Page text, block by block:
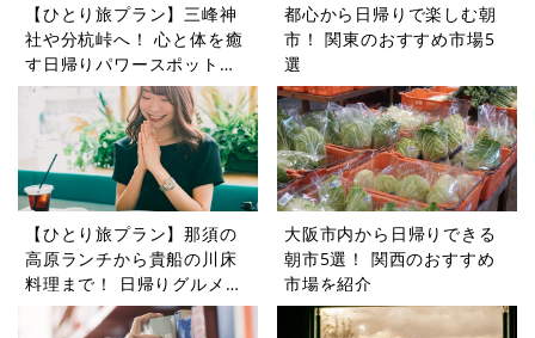
【ひとり旅プラン】三峰神
社や分杭峠へ！ 心と体を癒
す日帰りパワースポットツ
アー5選
都心から日帰りで楽しむ朝
市！ 関東のおすすめ市場5
選
【ひとり旅プラン】那須の
高原ランチから貴船の川床
料理まで！ 日帰りグルメ旅
5選
大阪市内から日帰りできる
朝市5選！ 関西のおすすめ
市場を紹介